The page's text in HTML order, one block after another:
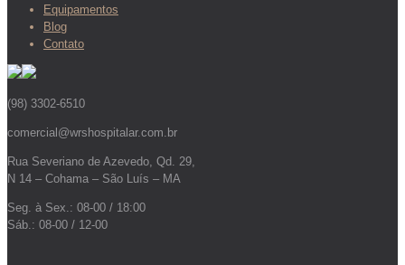
Equipamentos
Blog
Contato
(98) 3302-6510
comercial@wrshospitalar.com.br
Rua Severiano de Azevedo, Qd. 29,
N 14 – Cohama – São Luís – MA
Seg. à Sex.: 08-00 / 18:00
Sáb.: 08-00 / 12-00